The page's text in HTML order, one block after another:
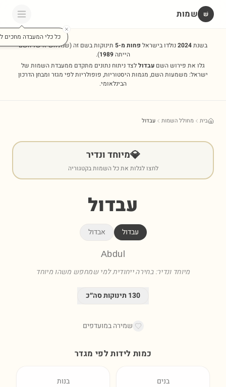
שׁ שמות
כל כלי המעבדה מחכים
בשנת2024נולדו בישראל פחות מ-5 תינוקות בשם זה(שנת השיא של השם
הייתה1989
).
גלו את פירוש השם עבדוללצד ניתוח נתונים מתקדם ממעבדת השמות של
ישראל: משמעות השם, מגמות היסטוריות, פופולריות לפי מגזר ומבחן הדרכון
הבינלאומי.
בית מחולל השמות עבדול
💎מיוחד ונדיר
לחצו לגלות את כל השמות בקטגוריה
עבדול
עבדול אבדול
Abdul
מיוחד ונדיר: בחירה ייחודית למי שמחפש משהו מיוחד
130 תינוקות סה״כ
שמירה במועדפים
כמות לידות לפי מגדר
בנים בנות